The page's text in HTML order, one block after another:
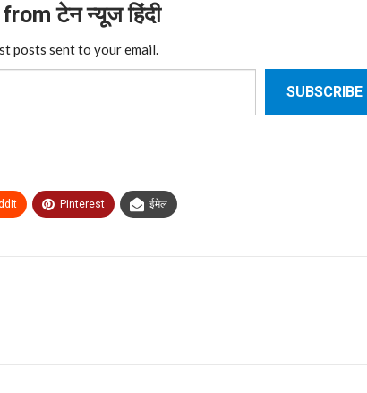
टेन न्यूज हिंदी
posts sent to your email.
SUBSCRIBE
Pinterest ईमेल